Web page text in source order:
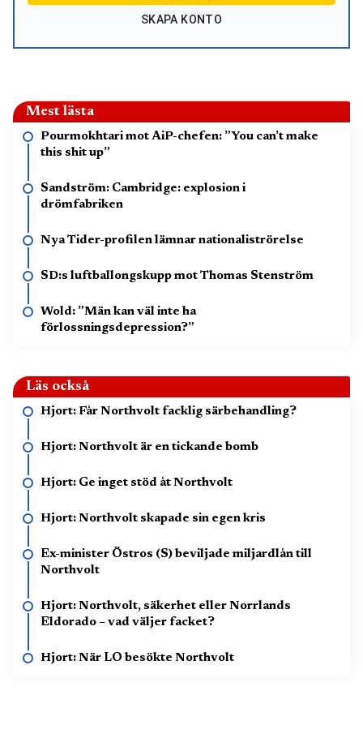
SKAPA KONTO
Mest lästa
Pourmokhtari mot AiP-chefen: ”You can’t make
this shit up”
Sandström: Cambridge: explosion i
drömfabriken
Nya Tider-profilen lämnar nationaliströrelse
SD:s luftballongskupp mot Thomas Stenström
Wold: ”Män kan väl inte ha
förlossningsdepression?”
Läs också
Hjort: Får Northvolt facklig särbehandling?
Hjort: Northvolt är en tickande bomb
Hjort: Ge inget stöd åt Northvolt
Hjort: Northvolt skapade sin egen kris
Ex-minister Östros (S) beviljade miljardlån till
Northvolt
Hjort: Northvolt, säkerhet eller Norrlands
Eldorado – vad väljer facket?
Hjort: När LO besökte Northvolt